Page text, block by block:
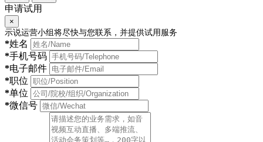
申请试用
×
示说运营小组将尽快与您联系，并提供试用服务
*姓名
*手机号码
*电子邮件
*职位
*单位
*微信号